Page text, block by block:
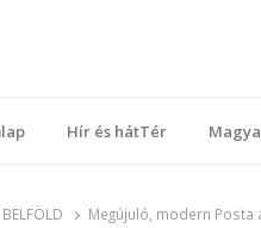
Hír és hátTér
BELFÖLD Megújuló, modern Posta